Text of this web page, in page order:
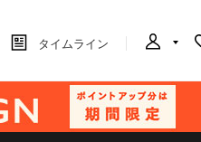
タイムライン